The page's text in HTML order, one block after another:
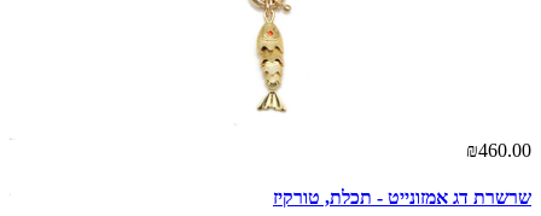
₪460.00
שרשרת דג אמזונייט - תכלת, טורקיז